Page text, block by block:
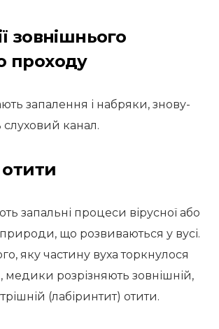
зовнішнього
проходу
запалення і набряки, знову-
канал.
отити
запальні процеси вірусної або
природи, що розвиваються у вусі.
яку частину вуха торкнулося
медики розрізняють зовнішній,
(лабіринтит) отити.